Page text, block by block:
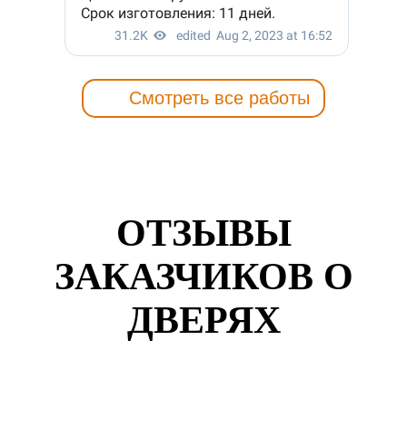
Смотреть все работы
ОТЗЫВЫ
ЗАКАЗЧИКОВ О
ДВЕРЯХ